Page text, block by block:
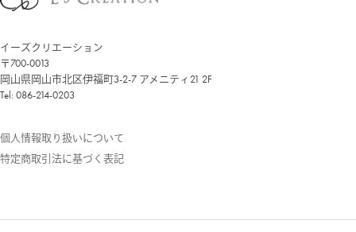
イーズクリエーション
〒700-0013
岡山県岡山市北区伊福町3-2-7 アメニティ21 2F
Tel: 086-214-0203
個人情報取り扱いについて
特定商取引法に基づく表記